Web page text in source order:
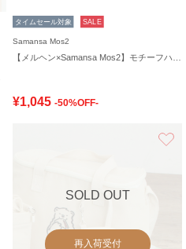
タイムセール対象 SALE
Samansa Mos2
¥1,045 -50%OFF-
SOLD OUT
再入荷受付